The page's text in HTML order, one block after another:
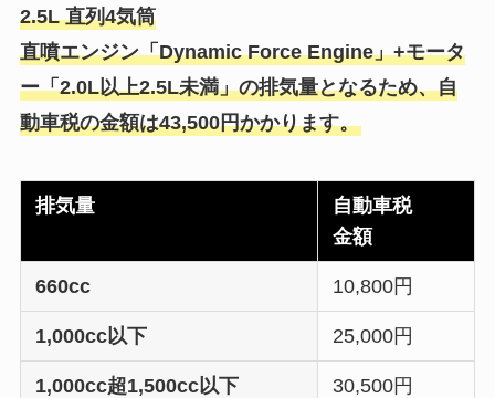
2.5L 直列4気筒
直噴エンジン「Dynamic Force Engine」+モータ
ー「2.0L以上2.5L未満」の排気量となるため、自
動車税の金額は43,500円かかります。
排気量
自動車税
金額
660cc 10,800円
1,000cc以下 25,000円
1,000cc超1,500cc以下 30,500円